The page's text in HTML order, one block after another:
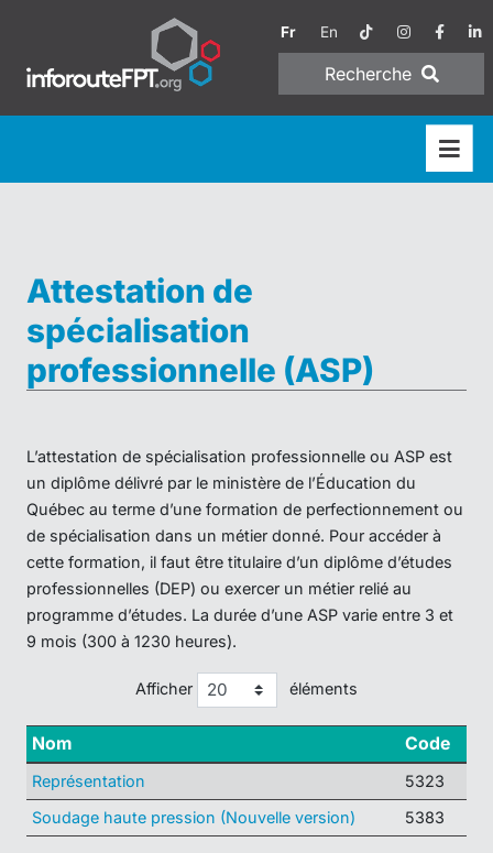
Fr En
Recherche
Attestation de
spécialisation
professionnelle (ASP)
L’attestation de spécialisation professionnelle ou ASP est
un diplôme délivré par le ministère de l’Éducation du
Québec au terme d’une formation de perfectionnement ou
de spécialisation dans un métier donné. Pour accéder à
cette formation, il faut être titulaire d’un diplôme d’études
professionnelles (DEP) ou exercer un métier relié au
programme d’études. La durée d’une ASP varie entre 3 et
9 mois (300 à 1230 heures).
Afficher éléments
Nom Code
Représentation
5323
Soudage haute pression (Nouvelle version)
5383